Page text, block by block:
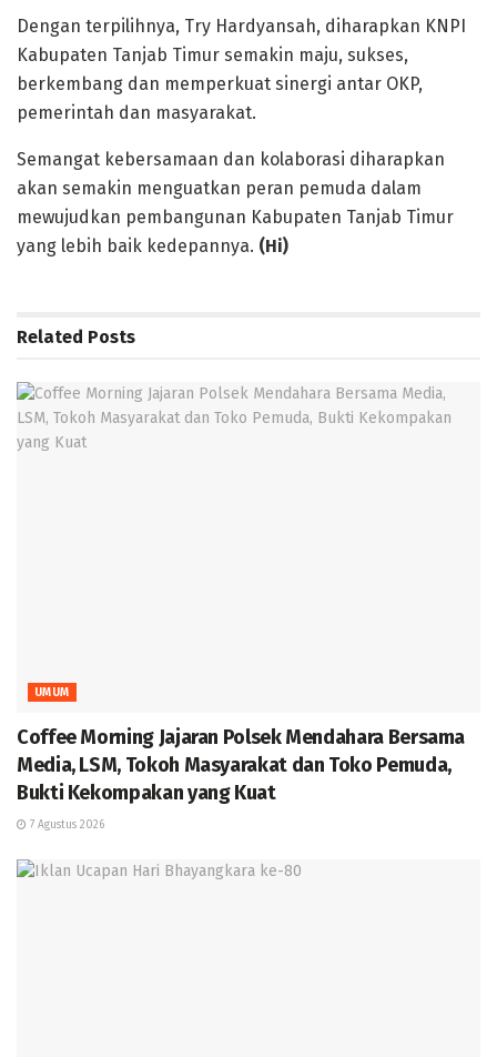
Dengan terpilihnya, Try Hardyansah, diharapkan KNPI
Kabupaten Tanjab Timur semakin maju, sukses,
berkembang dan memperkuat sinergi antar OKP,
pemerintah dan masyarakat.
Semangat kebersamaan dan kolaborasi diharapkan
akan semakin menguatkan peran pemuda dalam
mewujudkan pembangunan Kabupaten Tanjab Timur
yang lebih baik kedepannya. (Hi)
Related Posts
UMUM
Coffee Morning Jajaran Polsek Mendahara Bersama
Media, LSM, Tokoh Masyarakat dan Toko Pemuda,
Bukti Kekompakan yang Kuat
7 Agustus 2026